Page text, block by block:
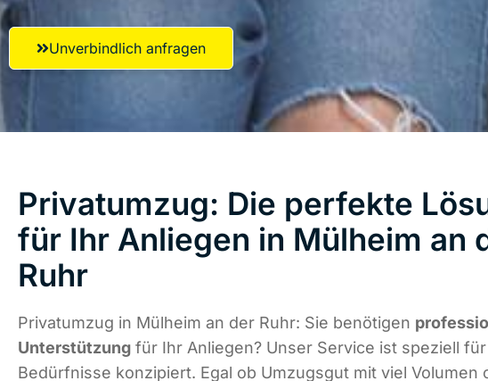
Unverbindlich anfragen
Privatumzug: Die perfekte
für Ihr Anliegen in Mülheim an
Ruhr
Privatumzug in Mülheim an der Ruhr: Sie benötigen
Unterstützung für Ihr Anliegen? Unser Service ist speziell
Bedürfnisse konzipiert. Egal ob Umzugsgut mit viel Volumen